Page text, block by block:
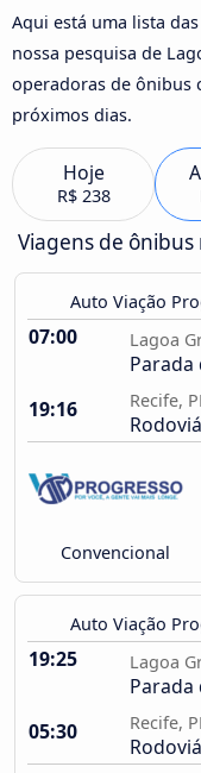
Aqui está uma lista
nossa pesquisa de
operadoras de ônibus
próximos dias.
Hoje
R$ 238
Viagens de
Auto Viação
07:00 Lagoa
Parada
19:16
Recife,
Convencional
Auto Viação
19:25 Lagoa
Parada
05:30
Recife,